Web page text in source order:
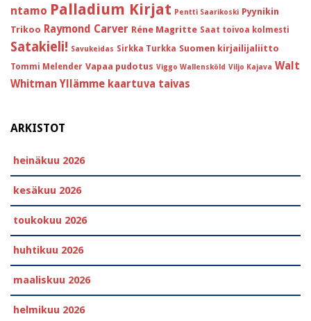
ntamo Palladium Kirjat Pentti Saarikoski Pyynikin
Trikoo Raymond Carver Réne Magritte Saat toivoa kolmesti
Satakieli! Savukeidas Sirkka Turkka Suomen kirjailijaliitto
Tommi Melender Vapaa pudotus Viggo Wallensköld Viljo Kajava Walt
Whitman Yllämme kaartuva taivas
ARKISTOT
heinäkuu 2026
kesäkuu 2026
toukokuu 2026
huhtikuu 2026
maaliskuu 2026
helmikuu 2026